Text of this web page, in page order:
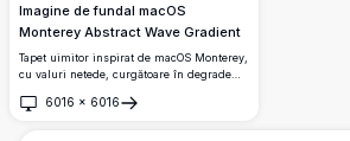
Imagine de fundal macOS
Monterey Abstract Wave Gradient
Tapet uimitor inspirat de macOS Monterey,
cu valuri netede, curgătoare în degrade
6016 × 6016
Deschide